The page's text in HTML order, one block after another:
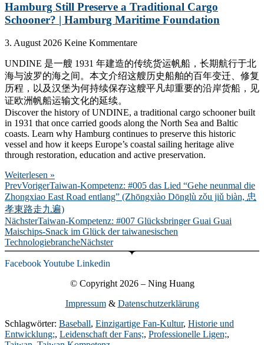
Hamburg Still Preserve a Traditional Cargo
Schooner? | Hamburg Maritime Foundation
3. August 2026 Keine Kommentare
UNDINE 是一艘 1931 年建造的传统货运帆船，长期航行于北
海与波罗的海之间。本文介绍这艘历史船舶的百年变迁、修复
历程，以及汉堡为何持续保存这艘平凡却重要的沿岸货船，见
证欧洲帆船运输文化的延续。
Discover the history of UNDINE, a traditional cargo schooner built
in 1931 that once carried goods along the North Sea and Baltic
coasts. Learn why Hamburg continues to preserve this historic
vessel and how it keeps Europe’s coastal sailing heritage alive
through restoration, education and active preservation.
Weiterlesen »
PrevVorigerTaiwan-Kompetenz: #005 das Lied “Gehe neunmal die
Zhongxiao East Road entlang” (Zhōngxiào Dōnglù zǒu jiǔ biàn, 忠
孝東路走九遍)
NächsterTaiwan-Kompetenz: #007 Glücksbringer Guai Guai
Maischips-Snack im Glück der taiwanesischen
TechnologiebrancheNächster
FacebookYoutube Linkedin
© Copyright 2026 – Ning Huang
Impressum& Datenschutzerklärung
Schlagwörter: Baseball, Einzigartige Fan-Kultur, Historie und
Entwicklung;, Leidenschaft der Fans;, Professionelle Ligen;,